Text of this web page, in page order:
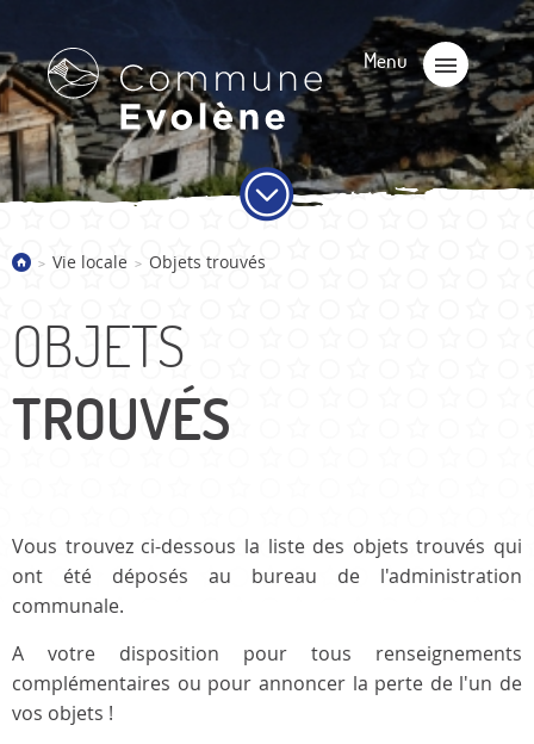
> Vie locale > Objets trouvés
OBJETS
TROUVÉS
Vous trouvez ci-dessous la liste des objets trouvés qui
ont été déposés au bureau de l'administration
communale.
A votre disposition pour tous renseignements
complémentaires ou pour annoncer la perte de l'un de
vos objets !